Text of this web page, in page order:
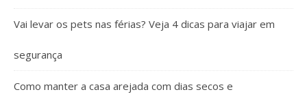
Vai levar os pets nas férias? Veja 4 dicas para viajar em
segurança
Como manter a casa arejada com dias secos e